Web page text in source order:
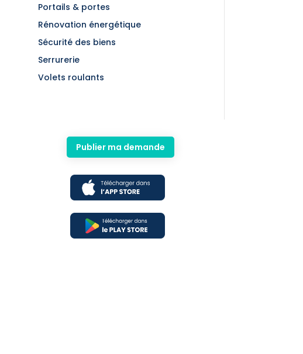
Portails & portes
Rénovation énergétique
Sécurité des biens
Serrurerie
Volets roulants
Publier ma demande